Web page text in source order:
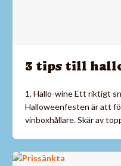
3 tips till
1. Hallo-wine Ett riktigt
Halloweenfesten är att
vinboxhållare. Skär av